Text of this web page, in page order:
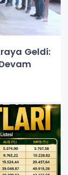
Geldi: